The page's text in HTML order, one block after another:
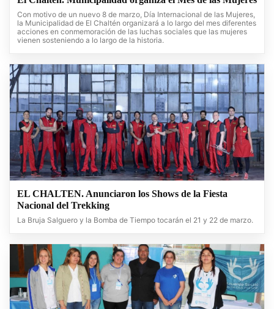
Con motivo de un nuevo 8 de marzo, Día Internacional de las Mujeres,
la Municipalidad de El Chaltén organizará a lo largo del mes diferentes
acciones en conmemoración de las luchas sociales que las mujeres
vienen sosteniendo a lo largo de la historia.
EL CHALTEN. Anunciaron los Shows de la Fiesta
Nacional del Trekking
La Bruja Salguero y la Bomba de Tiempo tocarán el 21 y 22 de marzo.